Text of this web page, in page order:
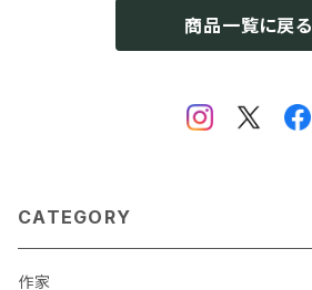
商品一覧に戻る
CATEGORY
作家